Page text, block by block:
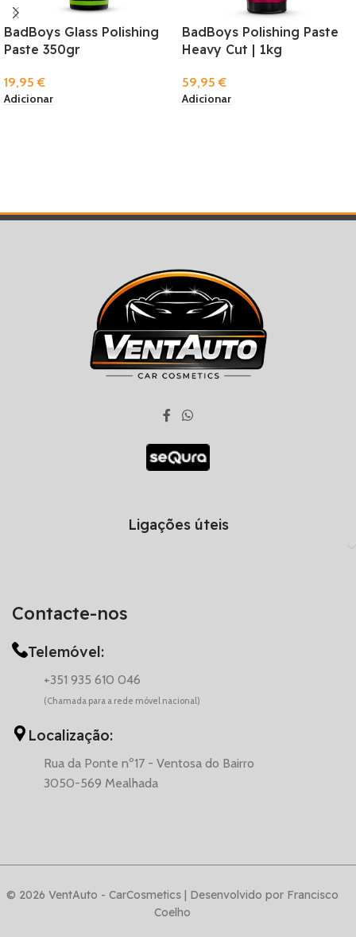
BadBoys Glass Polishing
Paste 350gr
19,95€
Adicionar
BadBoys Polishing Paste
Heavy Cut | 1kg
59,95€
Adicionar
Contacte-nos
Telemóvel:
+351 935 610 046
(Chamada para a rede móvel nacional)
Localização:
Rua da Ponte nº17 - Ventosa do Bairro
3050-569 Mealhada
Ligações úteis
© 2026 VentAuto - CarCosmetics | Desenvolvido por Francisco
Coelho